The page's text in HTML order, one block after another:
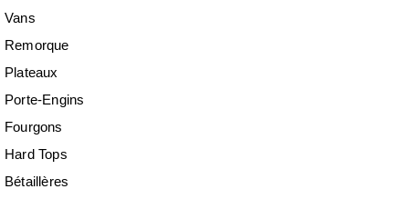
Vans
Remorque
Plateaux
Porte-Engins
Fourgons
Hard Tops
Bétaillères